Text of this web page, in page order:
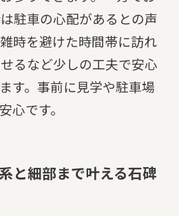
駐車の心配があるとの声
時を避けた時間帯に訪れ
るなど少しの工夫で安心
す。事前に見学や駐車場
心です。
と細部まで叶える石碑